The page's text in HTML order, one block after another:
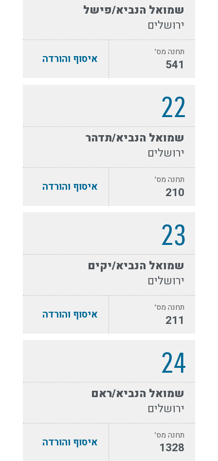
שמואל הנביא/פישל
ירושלים
תחנה מס׳
541 איסוף והורדה
22
שמואל הנביא/תדהר
ירושלים
תחנה מס׳
210 איסוף והורדה
23
שמואל הנביא/יקים
ירושלים
תחנה מס׳
211 איסוף והורדה
24
שמואל הנביא/ראם
ירושלים
תחנה מס׳
1328 איסוף והורדה